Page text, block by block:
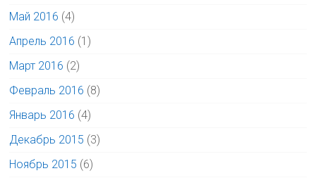
Май 2016 (4)
Апрель 2016 (1)
Март 2016 (2)
Февраль 2016 (8)
Январь 2016 (4)
Декабрь 2015 (3)
Ноябрь 2015 (6)